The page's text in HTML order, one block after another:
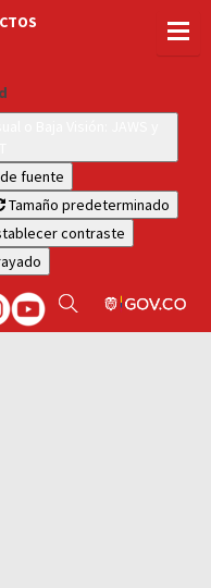
fuente
Tamaño predeterminado
contraste